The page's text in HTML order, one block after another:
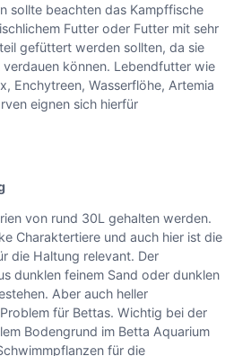
sollte beachten das Kampffische
Futter oder Futter mit sehr
gefüttert werden sollten, da sie
verdauen können. Lebendfutter wie
Enchytreen, Wasserflöhe, Artemia
eignen sich hierfür
von rund 30L gehalten werden.
Charaktertiere und auch hier ist die
die Haltung relevant. Der
dunklen feinem Sand oder dunklen
Aber auch heller
für Bettas. Wichtig bei der
Bodengrund im Betta Aquarium
für die